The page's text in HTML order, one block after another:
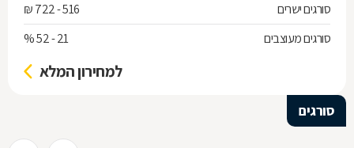
סורגים ישרים
516 - 722 ₪
סורגים מעוצבים
21 - 52 %
למחירון המלא
סורגים